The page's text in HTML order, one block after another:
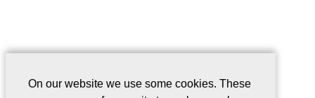
On our website we use some cookies. These